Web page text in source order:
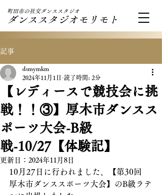
町田市の社交ダンススタジオ
ダンススタジオモリモト
記事
【レディースで競技会に挑
戦！！③】厚木市ダンスス
ポーツ大会-B級
戦-10/27【体験記】
dsmymkm
2024年11月1日 読了時間: 2分
更新日： 2024年11月8日
10月27日に行われました、【第30回
厚木市ダンススポーツ大会】のB級ラテ